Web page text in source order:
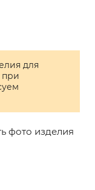
для
при
фото изделия